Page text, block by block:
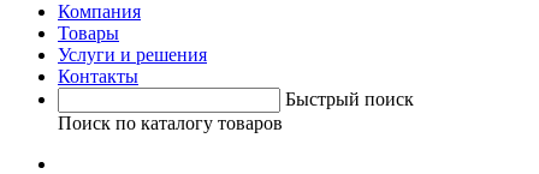
Компания
Товары
Услуги и решения
Контакты
Быстрый поиск
Поиск по каталогу товаров